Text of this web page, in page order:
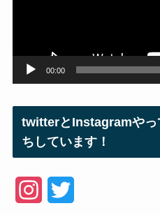
00:00
twitterとInstagramやっ
ちしています！